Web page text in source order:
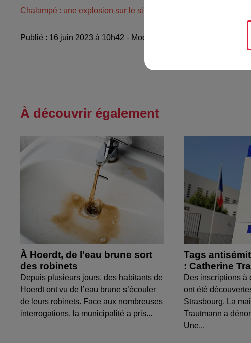
Chalampé : une explosion sur le site de Butachimie, classé
Publié : 16 juin 2023 à 10h42 - Modifié : 19 juin 2023 à 9h50
À découvrir également
À Hoerdt, de l’eau brune sort
des robinets
Depuis plusieurs jours, des habitants de
Hoerdt ont vu de l’eau brune s’écouler
de leurs robinets. Face aux nombreuses
interrogations, la municipalité a pris...
Tags
: Catherine
Des inscriptions à
ont été
Strasbourg. La
Trautmann a
Une...